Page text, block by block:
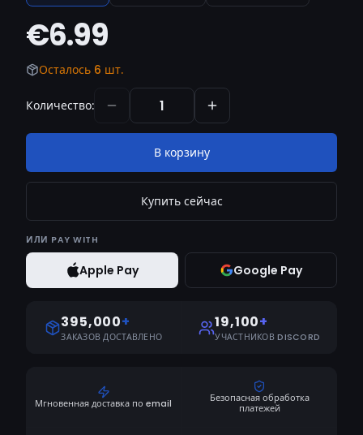
€6.99
Осталось 6 шт.
Количество:
В корзину
Купить сейчас
ИЛИ PAY WITH
Apple Pay Google Pay
395,000+
ЗАКАЗОВ ДОСТАВЛЕНО
19,100+
УЧАСТНИКОВ DISCORD
Мгновенная доставка по email
Безопасная обработка
платежей